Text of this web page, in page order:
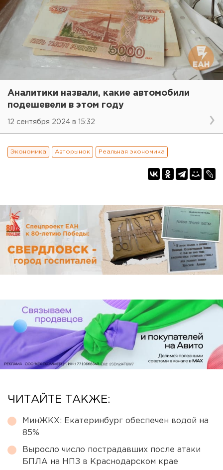
Аналитики назвали, какие автомобили
подешевели в этом году
12 сентября 2024 в 15:32
Экономика Авторынок Реальная экономика
ЧИТАЙТЕ ТАКЖЕ:
МинЖКХ: Екатеринбург обеспечен водой на
85%
Выросло число пострадавших после атаки
БПЛА на НПЗ в Краснодарском крае